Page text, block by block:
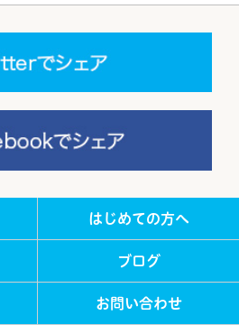
はじめての方へ
ブログ
お問い合わせ